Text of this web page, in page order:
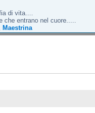
di vita....
che entrano nel cuore.....
Maestrina